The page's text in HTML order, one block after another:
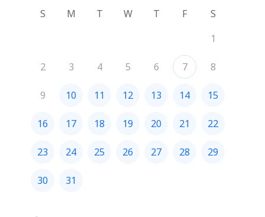
S
M T W T F
S
1
2 3 4 5 6 7 8
9 10 11 12 13 14 15
16 17 18 19 20 21 22
23 24 25 26 27 28 29
30 31